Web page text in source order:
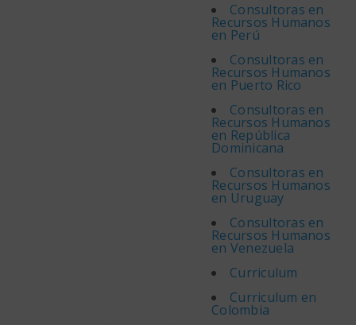
Consultoras en
Recursos Humanos
en Perú
Consultoras en
Recursos Humanos
en Puerto Rico
Consultoras en
Recursos Humanos
en República
Dominicana
Consultoras en
Recursos Humanos
en Uruguay
Consultoras en
Recursos Humanos
en Venezuela
Curriculum
Curriculum en
Colombia